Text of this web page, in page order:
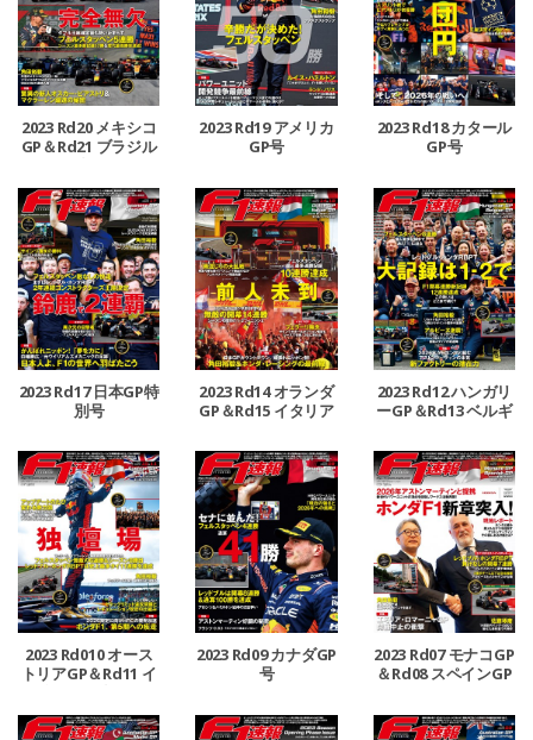
2023 Rd20 メキシコ
GP＆Rd21 ブラジル
2023 Rd19 アメリカ
GP号
2023 Rd18 カタール
GP号
2023 Rd17 日本GP特
別号
2023 Rd14 オランダ
GP＆Rd15 イタリア
2023 Rd12 ハンガリ
ーGP＆Rd13 ベルギ
2023 Rd010 オース
トリアGP＆Rd11 イ
2023 Rd09 カナダGP
号
2023 Rd07 モナコGP
＆Rd08 スペインGP